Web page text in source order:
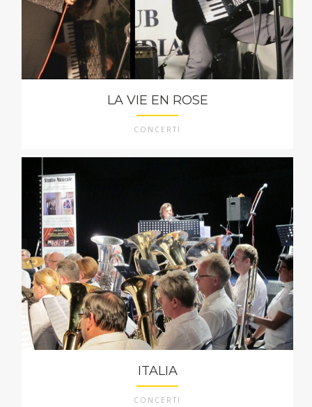
LA VIE EN ROSE
CONCERTI
ITALIA
CONCERTI